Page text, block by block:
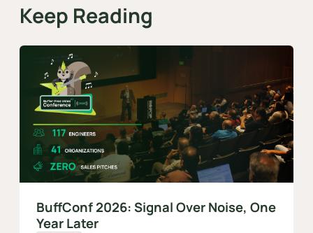
Keep Reading
BuffConf 2026: Signal Over Noise, One
Year Later